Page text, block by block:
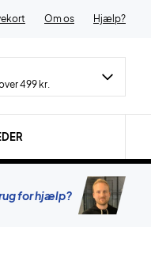
Om os Hjælp?
499 kr.
for hjælp?